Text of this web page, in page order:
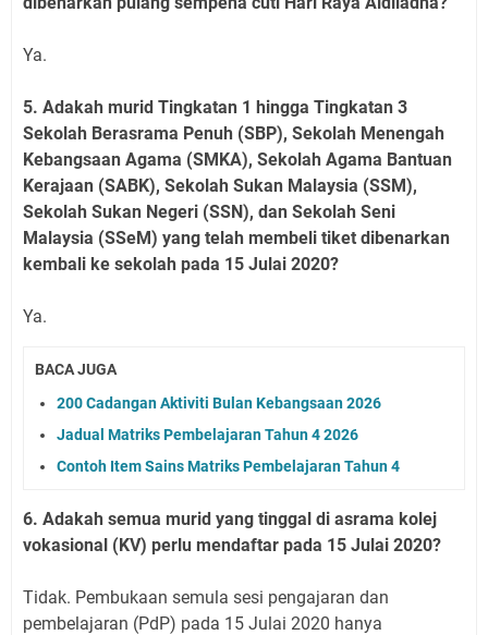
Ya.
5. Adakah murid Tingkatan 1 hingga Tingkatan 3
Sekolah Berasrama Penuh (SBP), Sekolah Menengah
Kebangsaan Agama (SMKA), Sekolah Agama Bantuan
Kerajaan (SABK), Sekolah Sukan Malaysia (SSM),
Sekolah Sukan Negeri (SSN), dan Sekolah Seni
Malaysia (SSeM) yang telah membeli tiket dibenarkan
kembali ke sekolah pada 15 Julai 2020?
Ya.
BACA JUGA
200 Cadangan Aktiviti Bulan Kebangsaan 2026
Jadual Matriks Pembelajaran Tahun 4 2026
Contoh Item Sains Matriks Pembelajaran Tahun 4
6. Adakah semua murid yang tinggal di asrama kolej
vokasional (KV) perlu mendaftar pada 15 Julai 2020?
Tidak. Pembukaan semula sesi pengajaran dan
pembelajaran (PdP) pada 15 Julai 2020 hanya